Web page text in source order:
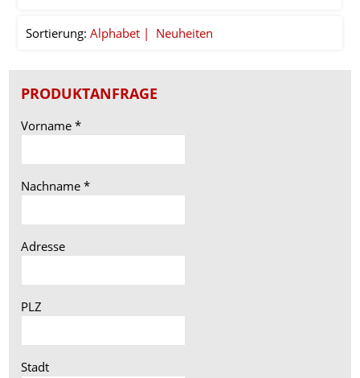
Sortierung: Alphabet Neuheiten
PRODUKTANFRAGE
Vorname*
Nachname*
Adresse
PLZ
Stadt